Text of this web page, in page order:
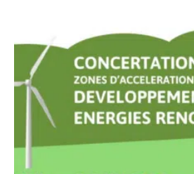
Victoire
du
8
mai
1945